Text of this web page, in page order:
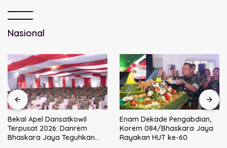
Nasional
Bekal Apel Dansatkowil
Terpusat 2026: Danrem
Bhaskara Jaya Teguhkan
Enam Dekade Pengabdian,
Korem 084/Bhaskara Jaya
Rayakan HUT ke-60